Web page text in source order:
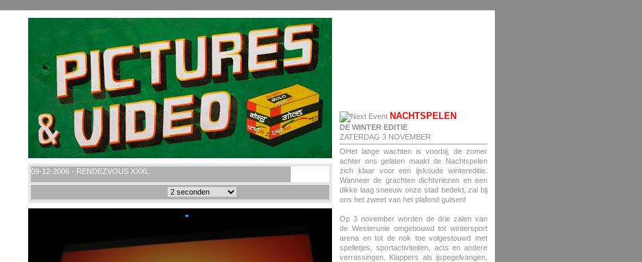
09-12-2006 - RENDEZVOUS XXXL
NACHTSPELEN
DE WINTER EDITIE
ZATERDAG 3 NOVEMBER
OHet lange wachten is voorbij, de zomer
achter ons gelaten maakt de Nachtspelen
zich klaar voor een ijskoude wintereditie.
Wanneer de grachten dichtvriezen en een
dikke laag sneeuw onze stad bedekt, zal bij
ons het zweet van het plafond gutsen!
Op 3 november worden de drie zalen van
de Westerunie omgebouwd tot wintersport
arena en tot de nok toe volgestouwd met
spelletjes, sportactiviteiten, acts en andere
verrassingen. Klappers als ijspegelvangen,